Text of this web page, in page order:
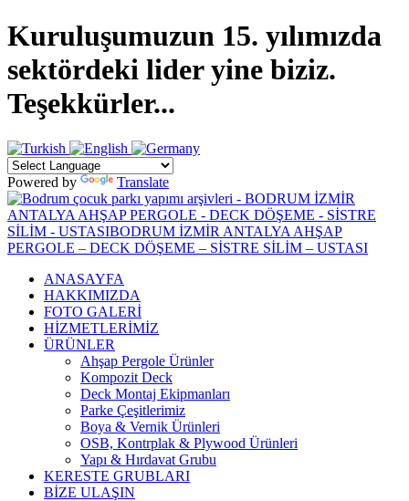
Kuruluşumuzun 15. yılımızda
sektördeki lider yine biziz.
Teşekkürler...
Powered by Translate
ANASAYFA
HAKKIMIZDA
FOTO GALERİ
HİZMETLERİMİZ
ÜRÜNLER
Ahşap Pergole Ürünler
Kompozit Deck
Deck Montaj Ekipmanları
Parke Çeşitlerimiz
Boya & Vernik Ürünleri
OSB, Kontrplak & Plywood Ürünleri
Yapı & Hırdavat Grubu
KERESTE GRUBLARI
BİZE ULAŞIN